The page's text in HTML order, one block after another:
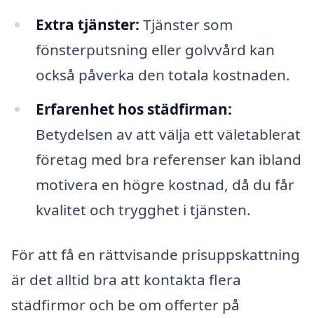
Extra tjänster: Tjänster som
fönsterputsning eller golvvård kan
också påverka den totala kostnaden.
Erfarenhet hos städfirman:
Betydelsen av att välja ett väletablerat
företag med bra referenser kan ibland
motivera en högre kostnad, då du får
kvalitet och trygghet i tjänsten.
För att få en rättvisande prisuppskattning
är det alltid bra att kontakta flera
städfirmor och be om offerter på